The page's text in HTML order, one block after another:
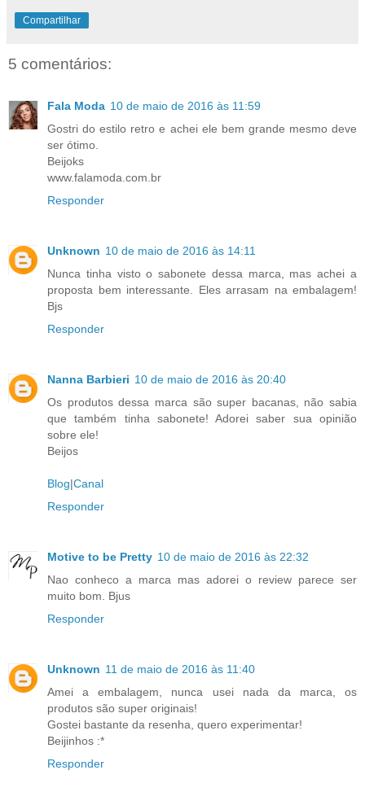
Compartilhar
5 comentários:
Fala Moda 10 de maio de 2016 às 11:59
Gostri do estilo retro e achei ele bem grande mesmo deve
ser ótimo.
Beijoks
www.falamoda.com.br
Responder
Unknown 10 de maio de 2016 às 14:11
Nunca tinha visto o sabonete dessa marca, mas achei a
proposta bem interessante. Eles arrasam na embalagem!
Bjs
Responder
Nanna Barbieri 10 de maio de 2016 às 20:40
Os produtos dessa marca são super bacanas, não sabia
que também tinha sabonete! Adorei saber sua opinião
sobre ele!
Beijos
Blog|Canal
Responder
Motive to be Pretty 10 de maio de 2016 às 22:32
Nao conheco a marca mas adorei o review parece ser
muito bom. Bjus
Responder
Unknown 11 de maio de 2016 às 11:40
Amei a embalagem, nunca usei nada da marca, os
produtos são super originais!
Gostei bastante da resenha, quero experimentar!
Beijinhos :*
Responder